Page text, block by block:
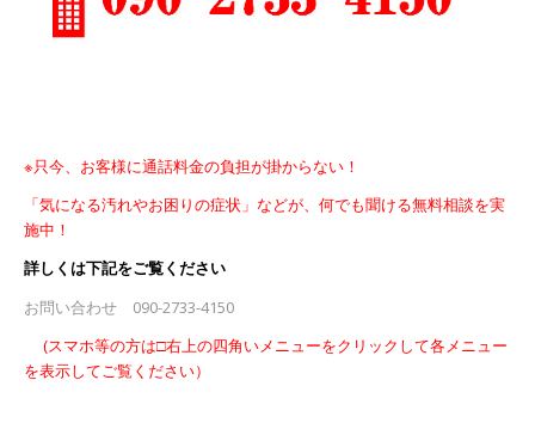
※只今、お客様に通話料金の負担が掛からない！
「気になる汚れやお困りの症状」などが、何でも聞ける無料相談を実
施中！
詳しくは下記をご覧ください
お問い合わせ 090-2733-4150
(スマホ等の方は□右上の四角いメニューをクリックして各メニュー
を表示してご覧ください）